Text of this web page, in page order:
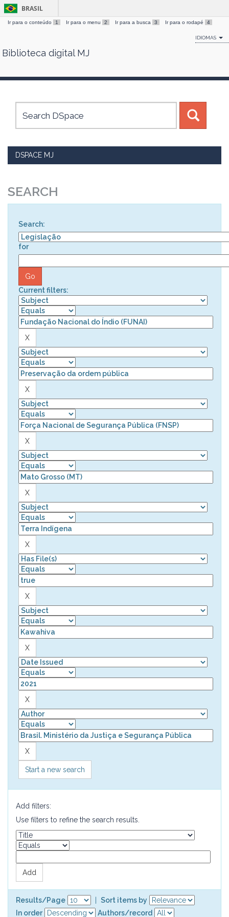
Skip
BRASIL
Ir para o conteúdo 1 Ir para o menu 2 Ir para a busca 3 Ir para o rodapé 4
IDIOMAS
Biblioteca digital MJ
DSPACE MJ
SEARCH
Search:
for
Current filters:
Start a new search
Add filters:
Use filters to refine the search results.
Results/Page
Sort items by
In order
Authors/record